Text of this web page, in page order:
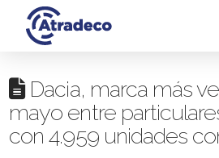
Dacia, marca más
mayo entre
con 4.959 unidades